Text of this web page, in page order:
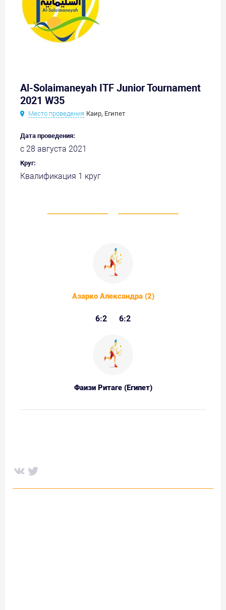
Al-Solaimaneyah ITF Junior Tournament
2021 W35
Место проведения Каир, Египет
Дата проведения:
с 28 августа 2021
Круг:
Квалификация 1 круг
Азарко Александра (2)
6:2 6:2
Фаизи Ритаге (Египет)